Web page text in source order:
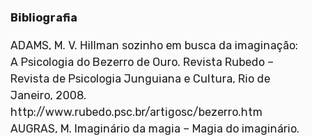
Bibliografia
ADAMS, M. V. Hillman sozinho em busca da imaginação:
A Psicologia do Bezerro de Ouro. Revista Rubedo –
Revista de Psicologia Junguiana e Cultura, Rio de
Janeiro, 2008.
http://www.rubedo.psc.br/artigosc/bezerro.htm
AUGRAS, M. Imaginário da magia – Magia do imaginário.